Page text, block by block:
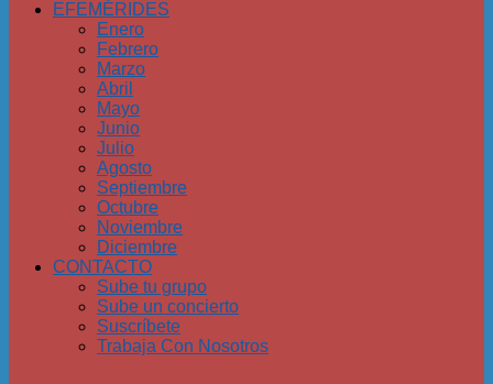
EFEMÉRIDES
Enero
Febrero
Marzo
Abril
Mayo
Junio
Julio
Agosto
Septiembre
Octubre
Noviembre
Diciembre
CONTACTO
Sube tu grupo
Sube un concierto
Suscríbete
Trabaja Con Nosotros